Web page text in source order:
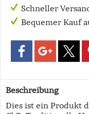
Schneller
Bequemer Kauf
Beschreibung
Dies ist ein Produkt